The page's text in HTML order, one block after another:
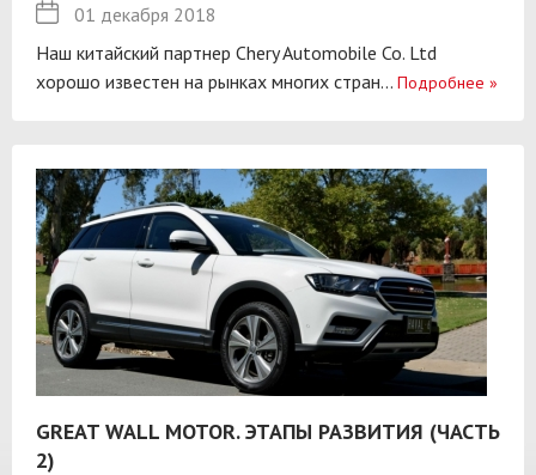
01 декабря 2018
Наш китайский партнер Chery Automobile Co. Ltd
хорошо известен на рынках многих стран... Подробнее »
GREAT WALL MOTOR. ЭТАПЫ РАЗВИТИЯ (ЧАСТЬ
2)